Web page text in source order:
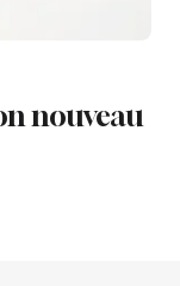
nouveau